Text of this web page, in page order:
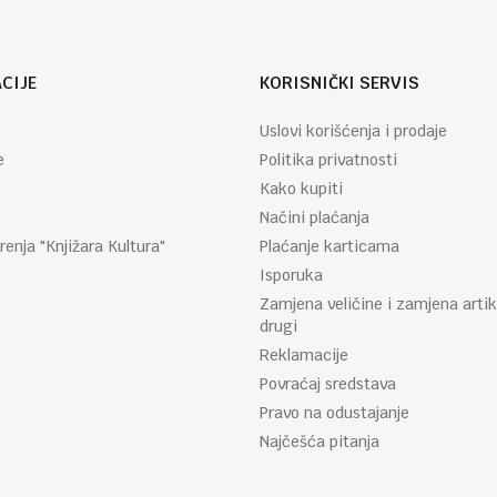
"Knjižara Kultura"
KORISNIČKI SERVIS
Uslovi korišćenja i prodaje
Politika privatnosti
Kako kupiti
Načini plaćanja
Plaćanje karticama
Isporuka
Zamjena veličine i zamjena
drugi
Reklamacije
Povraćaj sredstava
Pravo na odustajanje
Najčešća pitanja